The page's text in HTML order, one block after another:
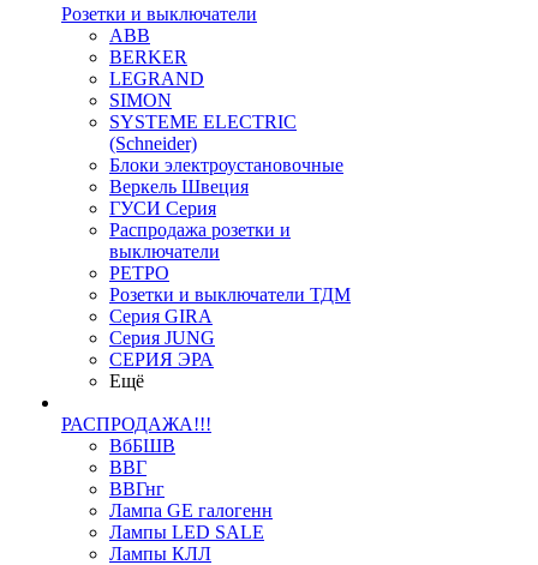
Розетки и выключатели
ABB
BERKER
LEGRAND
SIMON
SYSTEME ELECTRIC
(Schneider)
Блоки электроустановочные
Веркель Швеция
ГУСИ Серия
Распродажа розетки и
выключатели
РЕТРО
Розетки и выключатели ТДМ
Серия GIRA
Серия JUNG
СЕРИЯ ЭРА
Ещё
РАСПРОДАЖА!!!
ВбБШВ
ВВГ
ВВГнг
Лампа GE галогенн
Лампы LED SALE
Лампы КЛЛ